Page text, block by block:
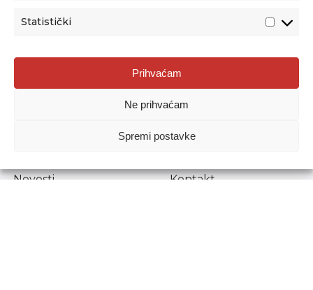
Statistički
Prihvaćam
Ne prihvaćam
Spremi postavke
Agencija za odgoj i obrazovanje
Donje Svetice 38, 10000 Zagreb
1778129
Prenošenje sadržaja dopušteno je uz navođenje izvora.
Novosti
Kontakt